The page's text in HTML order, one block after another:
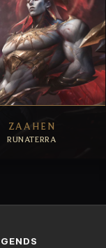
ZAAHEN
RUNATERRA